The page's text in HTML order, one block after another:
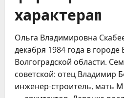
характераn
Ольга Владимировна
декабря 1984 года в городе
Волгоградской области.
советской: отец Владимир
инженер-строитель, мать